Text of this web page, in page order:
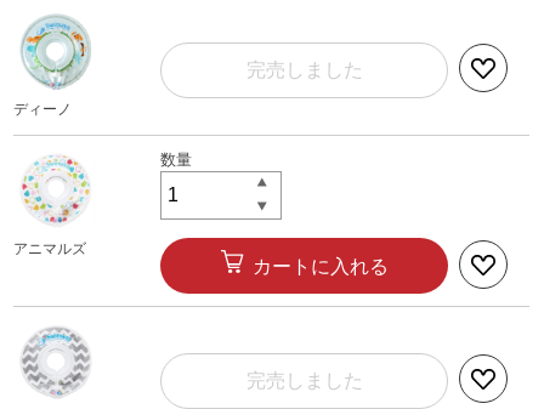
ディーノ
完売しました
アニマルズ
カートに入れる
完売しました